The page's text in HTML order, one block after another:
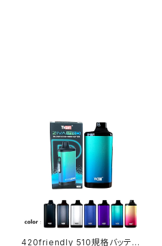
420friendly 510規格バッテリ